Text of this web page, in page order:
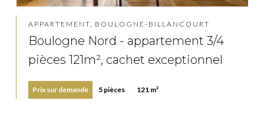
APPARTEMENT, BOULOGNE-BILLANCOURT
Boulogne Nord - appartement 3/4
pièces 121m², cachet exceptionnel
Prix sur demande 5 pièces 121 m²